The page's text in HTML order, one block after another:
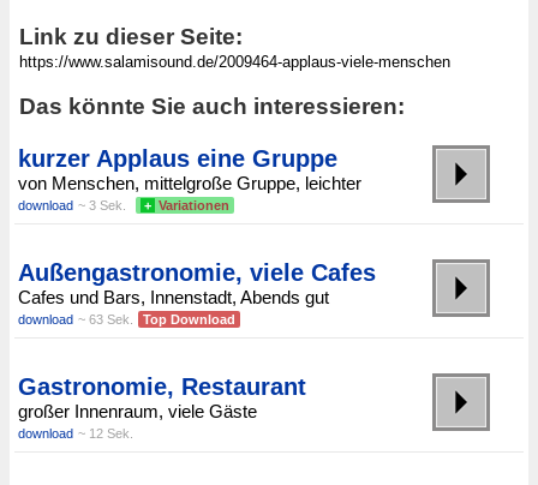
Link zu dieser Seite:
Das könnte Sie auch interessieren:
kurzer Applaus eine Gruppe
von Menschen, mittelgroße Gruppe, leichter
download ~ 3 Sek. + Variationen
Außengastronomie, viele Cafes
Cafes und Bars, Innenstadt, Abends gut
download ~ 63 Sek. Top Download
Gastronomie, Restaurant
großer Innenraum, viele Gäste
download ~ 12 Sek.